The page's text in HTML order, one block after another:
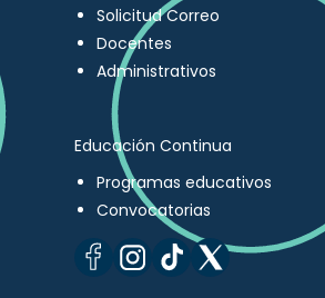
Solicitud Correo
Docentes
Administrativos
Educación Continua
Programas educativos
Convocatorias